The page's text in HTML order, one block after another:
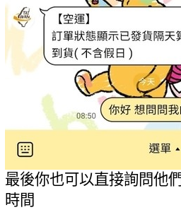
最後你也可以直接詢問他
時間